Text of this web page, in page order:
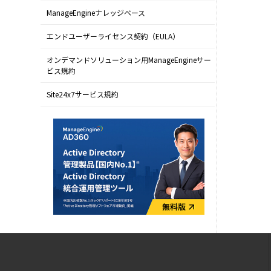
ManageEngineナレッジベース
エンドユーザーライセンス契約（EULA）
オンデマンドソリューション用ManageEngineサー
ビス規約
Site24x7サービス規約